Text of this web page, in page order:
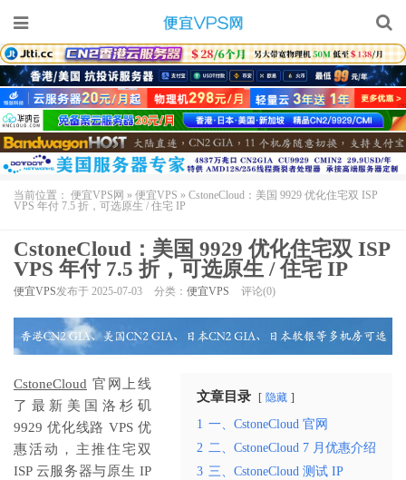
当前位置： 便宜VPS网 » 便宜VPS » CstoneCloud：美国 9929 优化住宅双 ISP
VPS 年付 7.5 折，可选原生 / 住宅 IP
CstoneCloud：美国 9929 优化住宅双 ISP
VPS 年付 7.5 折，可选原生 / 住宅 IP
便宜VPS发布于 2025-07-03 分类： 便宜VPS 评论(0)
文章目录 隐藏
1 一、CstoneCloud 官网
2 二、CstoneCloud 7 月优惠介绍
3 三、CstoneCloud 测试 IP
CstoneCloud 官网上线
了最新美国洛杉矶
9929 优化线路 VPS 优
惠活动，主推住宅双
ISP 云服务器与原生 IP